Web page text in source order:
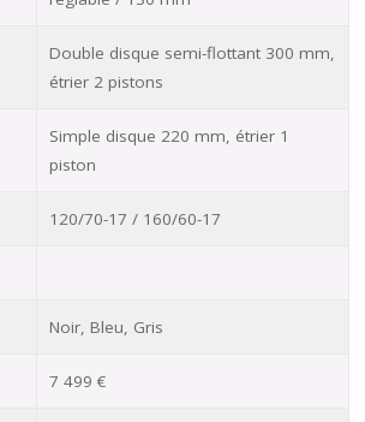
Double disque semi-flottant 300 mm,
étrier 2 pistons
Simple disque 220 mm, étrier 1
piston
120/70-17 / 160/60-17
Noir, Bleu, Gris
7 499 €